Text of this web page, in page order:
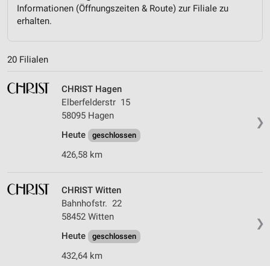
Informationen (Öffnungszeiten & Route) zur Filiale zu
erhalten.
20 Filialen
❯
CHRIST Hagen
Elberfelderstr 15
58095 Hagen
Heute
geschlossen
426,58 km
❯
CHRIST Witten
Bahnhofstr. 22
58452 Witten
Heute
geschlossen
432,64 km